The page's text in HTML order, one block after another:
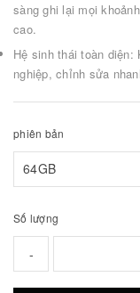
sàng ghi lại mọi
cao.
Hệ sinh thái toàn
nghiệp, chỉnh sửa
phiên bản
Số lượng
-